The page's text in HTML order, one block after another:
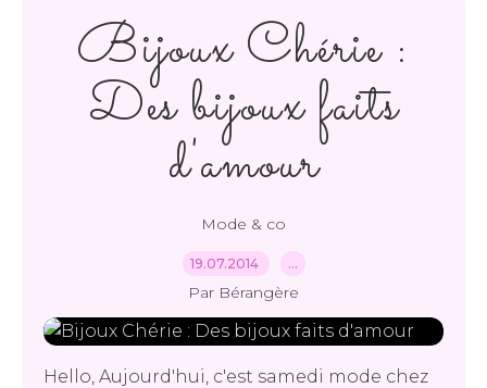
Bijoux Chérie :
Des bijoux faits
d'amour
Mode & co
19.07.2014 …
Par Bérangère
Hello, Aujourd'hui, c'est samedi mode chez